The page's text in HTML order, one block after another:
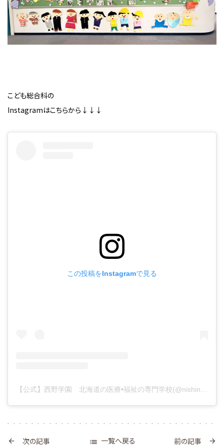
こども総合科の
Instagramはこちらから↓↓↓
この投稿をInstagramで見る
 次の記事  一覧へ戻る 前の記事 